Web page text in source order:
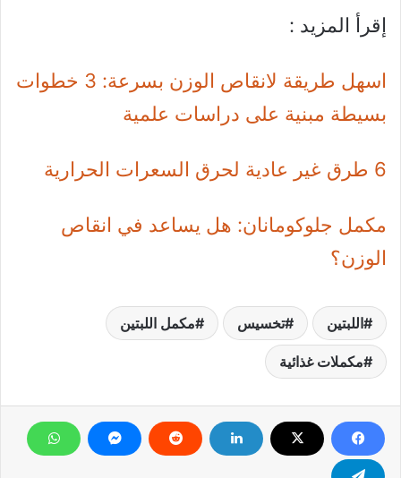
إقرأ المزيد :
اسهل طريقة لانقاص الوزن بسرعة: 3 خطوات
بسيطة مبنية على دراسات علمية
6 طرق غير عادية لحرق السعرات الحرارية
مكمل جلوكومانان: هل يساعد في انقاص
الوزن؟
اللبتين تخسيس مكمل اللبتين
مكملات غذائية